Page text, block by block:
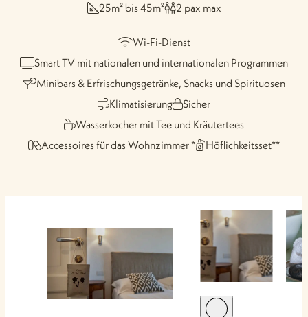
25m² bis 45m² 2 pax max
Wi-Fi-Dienst
Smart TV mit nationalen und internationalen Programmen
Minibars & Erfrischungsgetränke, Snacks und Spirituosen
Klimatisierung
Sicher
Wasserkocher mit Tee und Kräutertees
Accessoires für das Wohnzimmer *
Höflichkeitsset**